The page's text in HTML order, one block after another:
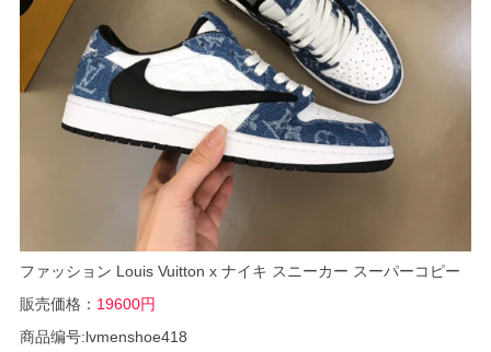
ファッション Louis Vuitton x ナイキ スニーカー スーパーコピー
販売価格： 19600円
商品编号:lvmenshoe418